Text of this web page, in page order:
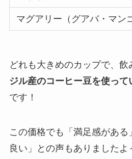
マグアリー（グアバ・マン
どれも大きめのカップで、飲
ジル産のコーヒー豆を使って
です！
この価格でも「満足感があ
良い」との声もありましたよ